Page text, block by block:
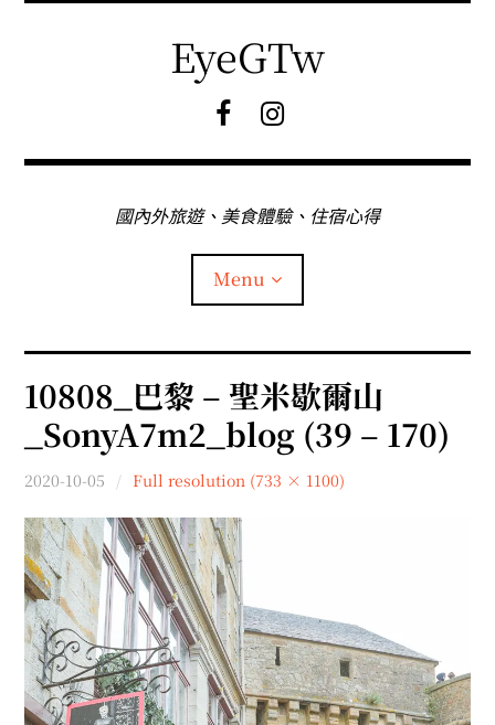
Skip
EyeGTw
F
粉
專
頁
I
國內外旅遊、美食體驗、住宿心得
Menu
首頁
關於EyeGtw
日本旅遊
秘魯旅遊
child
menu
法國旅遊
child
menu
國內旅遊
child
menu
店家邀約 child
menu
10808_巴黎 – 聖米歇爾山
_SonyA7m2_blog (39 – 170)
2020-10-05 Full resolution (733 × 1100)